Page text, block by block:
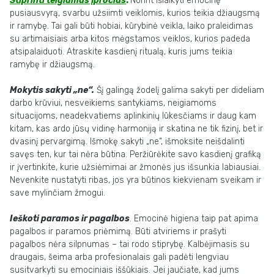
pusiausvyrą, svarbu užsiimti veiklomis, kurios teikia džiaugsmą
ir ramybę. Tai gali būti hobiai, kūrybinė veikla, laiko praleidimas
su artimaisiais arba kitos mėgstamos veiklos, kurios padeda
atsipalaiduoti. Atraskite kasdienį ritualą, kuris jums teikia
ramybę ir džiaugsmą.
Mokytis sakyti „ne“. Šį galingą žodelį galima sakyti per dideliam
darbo krūviui, nesveikiems santykiams, neigiamoms
situacijoms, neadekvatiems aplinkinių lūkesčiams ir daug kam
kitam, kas ardo jūsų vidinę harmoniją ir skatina ne tik fizinį, bet ir
dvasinį pervargimą. Išmokę sakyti „ne“, išmoksite neišdalinti
savęs ten, kur tai nėra būtina. Peržiūrėkite savo kasdienį grafiką
ir įvertinkite, kurie užsiėmimai ar žmonės jus išsunkia labiausiai.
Nevenkite nustatyti ribas, jos yra būtinos kiekvienam sveikam ir
save mylinčiam žmogui.
Ieškoti paramos ir pagalbos. Emocinė higiena taip pat apima
pagalbos ir paramos priėmimą. Būti atviriems ir prašyti
pagalbos nėra silpnumas – tai rodo stiprybę. Kalbėjimasis su
draugais, šeima arba profesionalais gali padėti lengviau
susitvarkyti su emociniais iššūkiais. Jei jaučiate, kad jums